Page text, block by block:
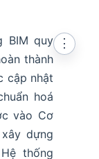
BIM quy
thành
cập nhật
hoá
vào Cơ
dựng
thống
⋮